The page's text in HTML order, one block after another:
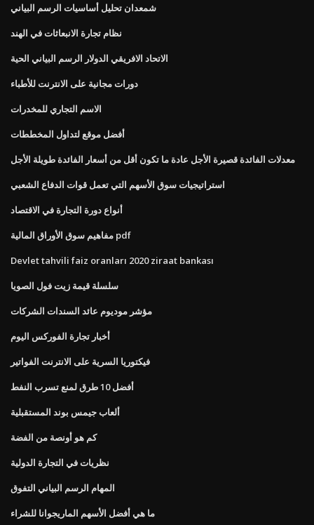
شمعدان تحليل أساسيات الرسم البياني
نظام تجارة الانبعاثات في الهند
الاتحاد الافريقي الدولار الرسم البياني الحية
دورات مجانية على الانترنت للأطباء
الاسم التجاري للمخدرات
أفضل موقع لتداول المخططات
معدلات الفائدة قصيرة الأجل عادة ما تكون أقل من أسعار الفائدة طويلة الأجل
استراتيجيات سوق الأسهم التي تعمل قوات الدفاع الشعبي
أنواع دورة التجارة في الاقتصاد
مفاهيم سوق الأوراق المالية pdf
Devlet tahvili faiz oranları 2020 ziraat bankası
سلسلة قيمة زيت فول الصويا
مؤشر موديوم عائد السندات الشركات
أخبار تجارة الفوركس اليوم
فيكتوريا السرية على الانترنت الفواتير
أفضل 10 طرق لمنع تسرب النفط
ألعاب جيمس بوند المستقبلية
كم هو أونصة من الفضة
نظريات في التجارة الدولية
المهام الرسم البياني التفوق
ما هي أفضل الأسهم الماريجوانا للشراء